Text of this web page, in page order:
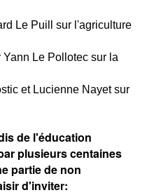
Le Puill sur l'agriculture
Le Pollotec sur la
et Lucienne Nayet sur
de l'éducation
plusieurs centaines
partie de non
d'inviter: